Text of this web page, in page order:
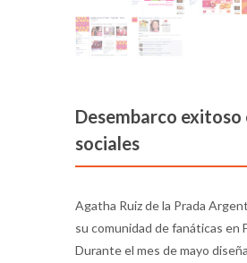
Desembarco exitoso
sociales
Agatha Ruiz de la Prada
su comunidad de fanáticas en
Durante el mes de mayo